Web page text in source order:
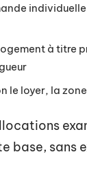
à titre
le loyer, la
base, sans